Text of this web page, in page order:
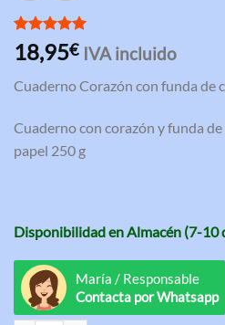
Valorado
con5.00
base a
3
18,95€ IVA incluido
Cuaderno Corazón con funda de
Cuaderno con corazón y funda
papel 250 g
Disponibilidad en Almacén (7-10
María / Responsable
Contacta por Whatsapp